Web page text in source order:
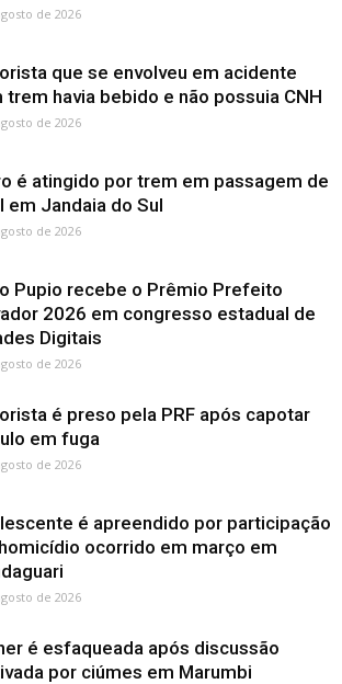
de 2026
que se envolveu em acidente
trem havia bebido e não possuia CNH
de 2026
é atingido por trem em passagem de
em Jandaia do Sul
de 2026
Pupio recebe o Prêmio Prefeito
2026 em congresso estadual de
Digitais
de 2026
é preso pela PRF após capotar
em fuga
de 2026
é apreendido por participação
ocorrido em março em
de 2026
é esfaqueada após discussão
por ciúmes em Marumbi